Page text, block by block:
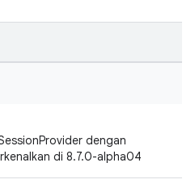
dengan
di 8.7.0-alpha04